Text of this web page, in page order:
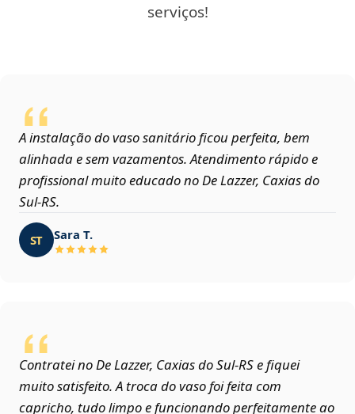
serviços!
A instalação do vaso sanitário ficou perfeita, bem
alinhada e sem vazamentos. Atendimento rápido e
profissional muito educado no De Lazzer, Caxias do
Sul‑RS.
ST Sara T.
Contratei no De Lazzer, Caxias do Sul‑RS e fiquei
muito satisfeito. A troca do vaso foi feita com
capricho, tudo limpo e funcionando perfeitamente ao